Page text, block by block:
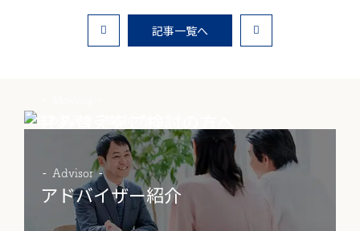
Contact
お問い合わせはこちらから
0258-34-2221
受付時間：9:00～18:00（土日祝 年末年始除く）
記事一覧へ
Advisor
アドバイザー紹介